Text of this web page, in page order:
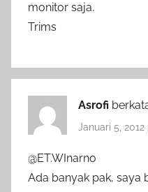
monitor saja.
Trims
Asrofi
Januari 5,
@ET.WInarno
Ada banyak pak, saya